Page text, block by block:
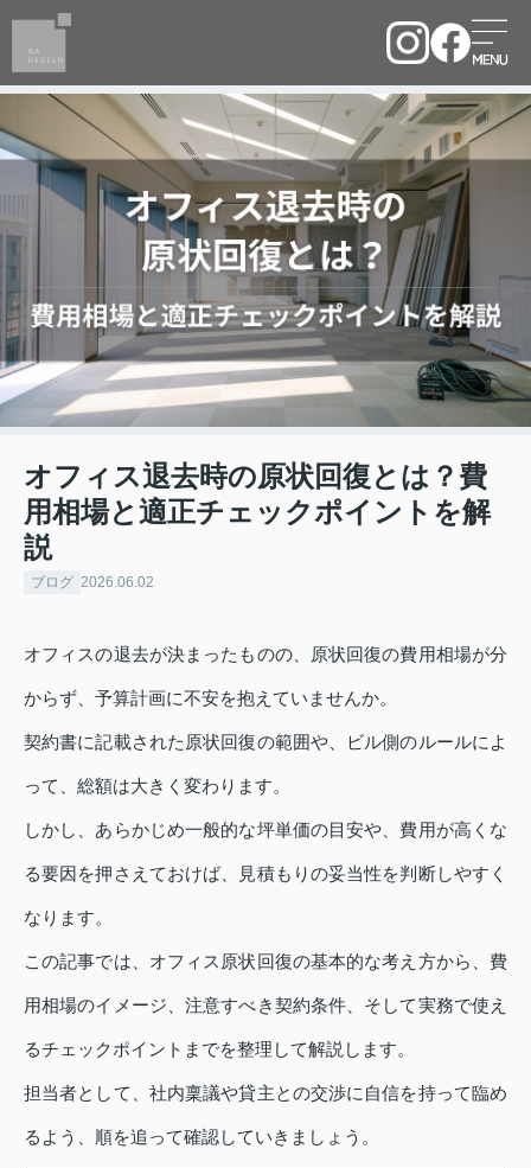
オフィス退去時の原状回復とは？費
用相場と適正チェックポイントを解
説
ブログ 2026.06.02
オフィスの退去が決まったものの、原状回復の費用相場が分
からず、予算計画に不安を抱えていませんか。
契約書に記載された原状回復の範囲や、ビル側のルールによ
って、総額は大きく変わります。
しかし、あらかじめ一般的な坪単価の目安や、費用が高くな
る要因を押さえておけば、見積もりの妥当性を判断しやすく
なります。
この記事では、オフィス原状回復の基本的な考え方から、費
用相場のイメージ、注意すべき契約条件、そして実務で使え
るチェックポイントまでを整理して解説します。
担当者として、社内稟議や貸主との交渉に自信を持って臨め
るよう、順を追って確認していきましょう。